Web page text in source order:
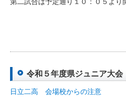
令和５年度県ジュニア大会
日立二高 会場校からの注意